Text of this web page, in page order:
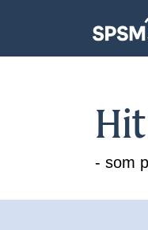
- som